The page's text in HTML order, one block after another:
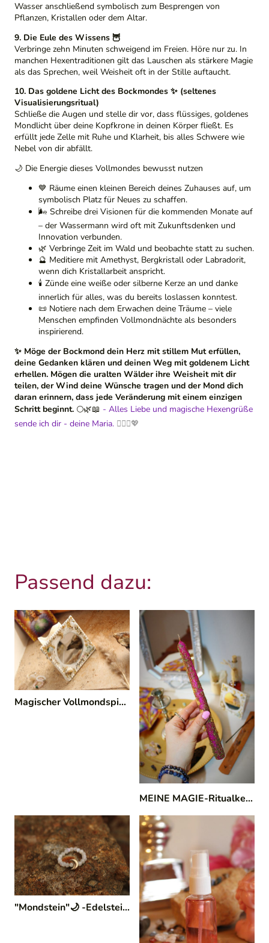
Wasser anschließend symbolisch zum Besprengen von
Pflanzen, Kristallen oder dem Altar.
9. Die Eule des Wissens 🦉
Verbringe zehn Minuten schweigend im Freien. Höre nur zu. In
manchen Hexentraditionen gilt das Lauschen als stärkere Magie
als das Sprechen, weil Weisheit oft in der Stille auftaucht.
10. Das goldene Licht des Bockmondes ✨ (seltenes
Visualisierungsritual)
Schließe die Augen und stelle dir vor, dass flüssiges, goldenes
Mondlicht über deine Kopfkrone in deinen Körper fließt. Es
erfüllt jede Zelle mit Ruhe und Klarheit, bis alles Schwere wie
Nebel von dir abfällt.
🌙 Die Energie dieses Vollmondes bewusst nutzen
💙 Räume einen kleinen Bereich deines Zuhauses auf, um
symbolisch Platz für Neues zu schaffen.
🌬️ Schreibe drei Visionen für die kommenden Monate auf
– der Wassermann wird oft mit Zukunftsdenken und
Innovation verbunden.
🌿 Verbringe Zeit im Wald und beobachte statt zu suchen.
🔮 Meditiere mit Amethyst, Bergkristall oder Labradorit,
wenn dich Kristallarbeit anspricht.
🕯️ Zünde eine weiße oder silberne Kerze an und danke
innerlich für alles, was du bereits loslassen konntest.
📜 Notiere nach dem Erwachen deine Träume – viele
Menschen empfinden Vollmondnächte als besonders
inspirierend.
✨ Möge der Bockmond dein Herz mit stillem Mut erfüllen,
deine Gedanken klären und deinen Weg mit goldenem Licht
erhellen. Mögen die uralten Wälder ihre Weisheit mit dir
teilen, der Wind deine Wünsche tragen und der Mond dich
daran erinnern, dass jede Veränderung mit einem einzigen
Schritt beginnt. 🌕🌿📖 - Alles Liebe und magische Hexengrüße
sende ich dir - deine Maria. 🧙‍♀️✨💖
Passend dazu:
Magischer Vollmondspiegel 🌕✨ |116/01
MEINE MAGIE-Ritualkerze
"Mondstein"🌙 -Edelstein Ring |124/28